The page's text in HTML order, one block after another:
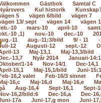
Gästbok Samtal C
Kul historik
5
vägen 6/bild vägen 7
13/ sept
vägen 14 vägen
10
mars-10 april-10
10 ,1)
nov.-10 dec.-10
11
aug.-11:3/bild 9/ - 11
12
Augusti-12 sept.-12
13
Maj-13,1 Maj-13,3/bild
13,7
Nyår 2014 Januari-14:1
1-14
Nov-14/1 Dec-14,1
15,1
Maj-15,1/bild Juni-15:1
16,2 valet
Feb-16/3 sinnet
16,c
Maj-16,d Maj-16,e
Aug-16,4 Sept-16,1 Sept-
16,2/bild:6
Dec-16,a Dec-
17a
Juni-17,g mon Juni-